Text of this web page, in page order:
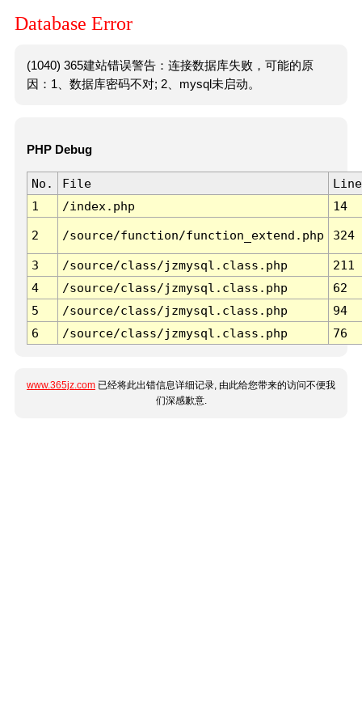
Database Error
(1040) 365建站错误警告：连接数据库失败，可能的原
因：1、数据库密码不对; 2、mysql未启动。
PHP Debug
No. File
Line
1
/index.php 14
2 /source/function/function_extend.php 324
3 /source/class/jzmysql.class.php
211
4
/source/class/jzmysql.class.php
62
5
/source/class/jzmysql.class.php
94
6
/source/class/jzmysql.class.php 76
www.365jz.com 已经将此出错信息详细记录, 由此给您带来的访问不便我
们深感歉意.